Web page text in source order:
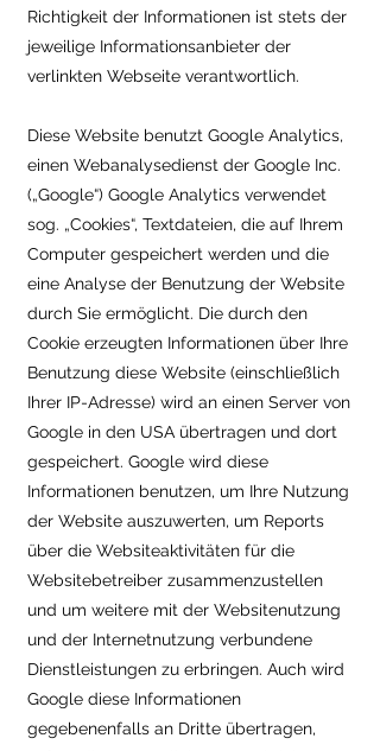
Richtigkeit der Informationen ist stets der
jeweilige Informationsanbieter der
verlinkten Webseite verantwortlich.
Diese Website benutzt Google Analytics,
einen Webanalysedienst der Google Inc.
(„Google“) Google Analytics verwendet
sog. „Cookies“, Textdateien, die auf Ihrem
Computer gespeichert werden und die
eine Analyse der Benutzung der Website
durch Sie ermöglicht. Die durch den
Cookie erzeugten Informationen über Ihre
Benutzung diese Website (einschließlich
Ihrer IP-Adresse) wird an einen Server von
Google in den USA übertragen und dort
gespeichert. Google wird diese
Informationen benutzen, um Ihre Nutzung
der Website auszuwerten, um Reports
über die Websiteaktivitäten für die
Websitebetreiber zusammenzustellen
und um weitere mit der Websitenutzung
und der Internetnutzung verbundene
Dienstleistungen zu erbringen. Auch wird
Google diese Informationen
gegebenenfalls an Dritte übertragen,